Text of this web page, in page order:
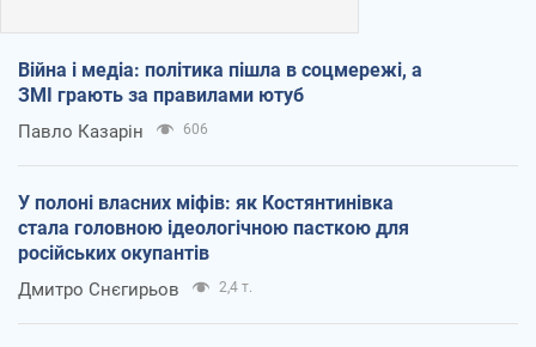
Війна і медіа: політика пішла в соцмережі, а
ЗМІ грають за правилами ютуб
Павло Казарін 606
У полоні власних міфів: як Костянтинівка
стала головною ідеологічною пасткою для
російських окупантів
Дмитро Снєгирьов 2,4 т.